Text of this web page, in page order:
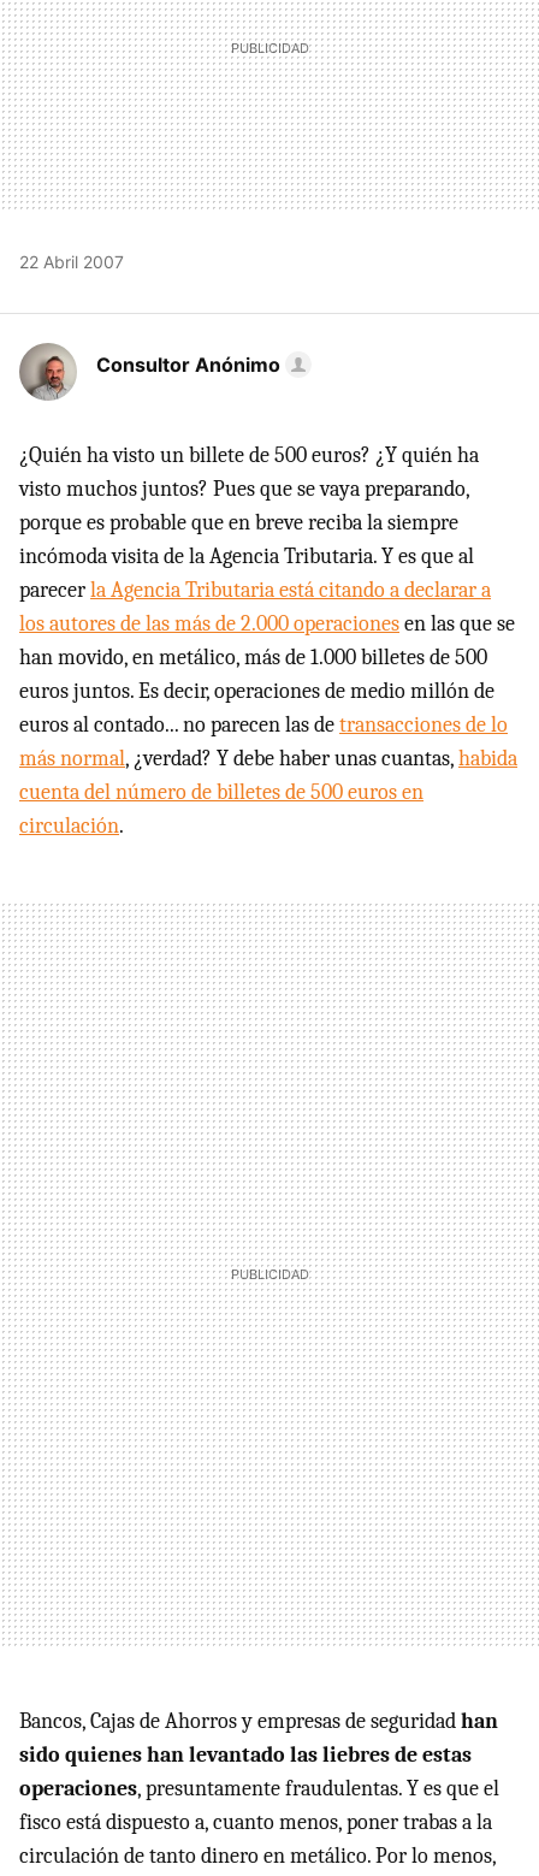
22 Abril 2007
Consultor Anónimo
¿Quién ha visto un billete de 500 euros? ¿Y quién ha
visto muchos juntos? Pues que se vaya preparando,
porque es probable que en breve reciba la siempre
incómoda visita de la Agencia Tributaria. Y es que al
parecerla Agencia Tributaria está citando a declarar a
los autores de las más de 2.000 operacionesen las que se
han movido, en metálico, más de 1.000 billetes de 500
euros juntos. Es decir, operaciones de medio millón de
euros al contado... no parecen las detransacciones de lo
más normal, ¿verdad? Y debe haber unas cuantas,habida
cuenta del número de billetes de 500 euros en
circulación.
Bancos, Cajas de Ahorros y empresas de seguridadhan
sido quienes han levantado las liebres de estas
operaciones, presuntamente fraudulentas. Y es que el
fisco está dispuesto a, cuanto menos, poner trabas a la
circulación de tanto dinero en metálico. Por lo menos,